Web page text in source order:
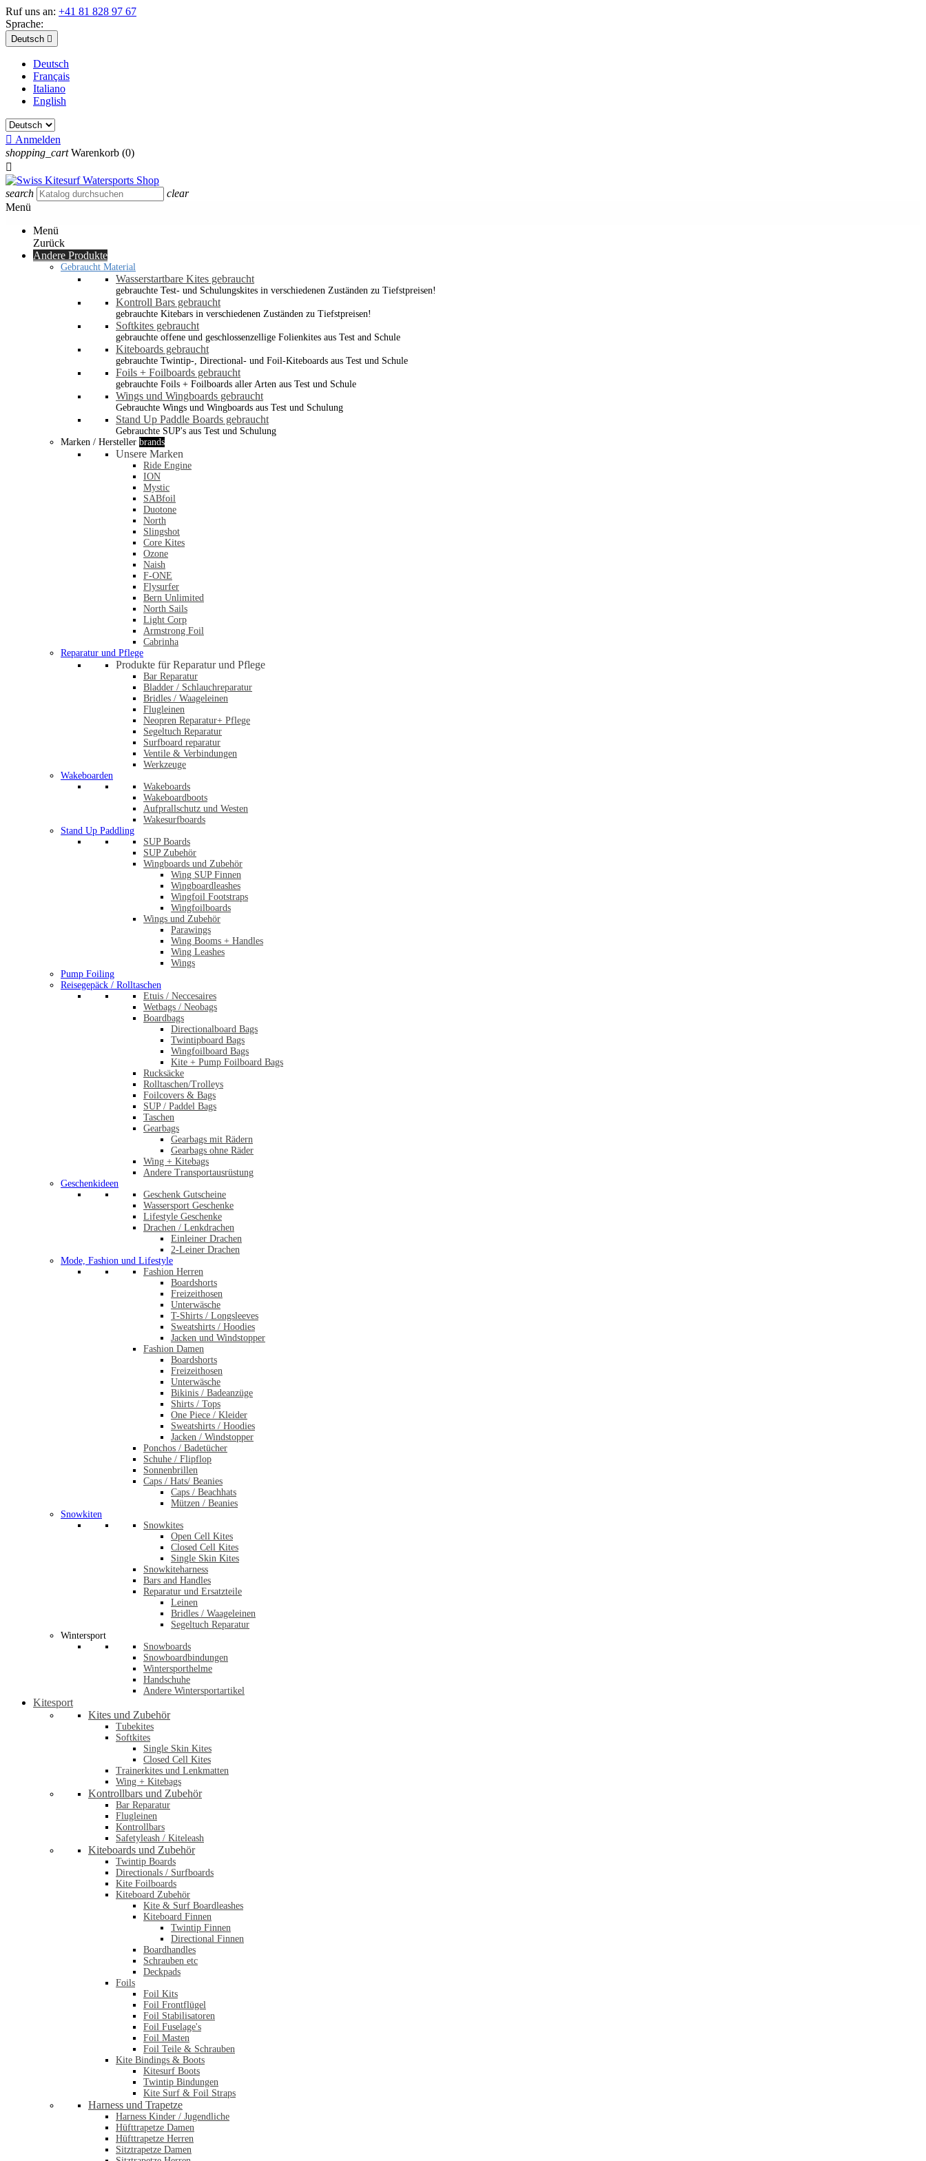
Ruf uns an: +41 81 828 97 67
Sprache:
Deutsch 
Deutsch
Français
Italiano
English
 Anmelden
shopping_cart Warenkorb (0)

search
clear
Menü
Menü
Zurück
Andere Produkte
Gebraucht Material
Wasserstartbare Kites gebraucht
gebrauchte Test- und Schulungskites in verschiedenen Zuständen zu Tiefstpreisen!
Kontroll Bars gebraucht
gebrauchte Kitebars in verschiedenen Zuständen zu Tiefstpreisen!
Softkites gebraucht
gebrauchte offene und geschlossenzellige Folienkites aus Test and Schule
Kiteboards gebraucht
gebrauchte Twintip-, Directional- und Foil-Kiteboards aus Test und Schule
Foils + Foilboards gebraucht
gebrauchte Foils + Foilboards aller Arten aus Test und Schule
Wings und Wingboards gebraucht
Gebrauchte Wings und Wingboards aus Test und Schulung
Stand Up Paddle Boards gebraucht
Gebrauchte SUP's aus Test und Schulung
Marken / Hersteller brands
Unsere Marken
Ride Engine
ION
Mystic
SABfoil
Duotone
North
Slingshot
Core Kites
Ozone
Naish
F-ONE
Flysurfer
Bern Unlimited
North Sails
Light Corp
Armstrong Foil
Cabrinha
Reparatur und Pflege
Produkte für Reparatur und Pflege
Bar Reparatur
Bladder / Schlauchreparatur
Bridles / Waageleinen
Flugleinen
Neopren Reparatur+ Pflege
Segeltuch Reparatur
Surfboard reparatur
Ventile & Verbindungen
Werkzeuge
Wakeboarden
Wakeboards
Wakeboardboots
Aufprallschutz und Westen
Wakesurfboards
Stand Up Paddling
SUP Boards
SUP Zubehör
Wingboards und Zubehör
Wing SUP Finnen
Wingboardleashes
Wingfoil Footstraps
Wingfoilboards
Wings und Zubehör
Parawings
Wing Booms + Handles
Wing Leashes
Wings
Pump Foiling
Reisegepäck / Rolltaschen
Etuis / Neccesaires
Wetbags / Neobags
Boardbags
Directionalboard Bags
Twintipboard Bags
Wingfoilboard Bags
Kite + Pump Foilboard Bags
Rucksäcke
Rolltaschen/Trolleys
Foilcovers & Bags
SUP / Paddel Bags
Taschen
Gearbags
Gearbags mit Rädern
Gearbags ohne Räder
Wing + Kitebags
Andere Transportausrüstung
Geschenkideen
Geschenk Gutscheine
Wassersport Geschenke
Lifestyle Geschenke
Drachen / Lenkdrachen
Einleiner Drachen
2-Leiner Drachen
Mode, Fashion und Lifestyle
Fashion Herren
Boardshorts
Freizeithosen
Unterwäsche
T-Shirts / Longsleeves
Sweatshirts / Hoodies
Jacken und Windstopper
Fashion Damen
Boardshorts
Freizeithosen
Unterwäsche
Bikinis / Badeanzüge
Shirts / Tops
One Piece / Kleider
Sweatshirts / Hoodies
Jacken / Windstopper
Ponchos / Badetücher
Schuhe / Flipflop
Sonnenbrillen
Caps / Hats/ Beanies
Caps / Beachhats
Mützen / Beanies
Snowkiten
Snowkites
Open Cell Kites
Closed Cell Kites
Single Skin Kites
Snowkiteharness
Bars and Handles
Reparatur und Ersatzteile
Leinen
Bridles / Waageleinen
Segeltuch Reparatur
Wintersport
Snowboards
Snowboardbindungen
Wintersporthelme
Handschuhe
Andere Wintersportartikel
Kitesport
Kites und Zubehör
Tubekites
Softkites
Single Skin Kites
Closed Cell Kites
Trainerkites und Lenkmatten
Wing + Kitebags
Kontrollbars und Zubehör
Bar Reparatur
Flugleinen
Kontrollbars
Safetyleash / Kiteleash
Kiteboards und Zubehör
Twintip Boards
Directionals / Surfboards
Kite Foilboards
Kiteboard Zubehör
Kite & Surf Boardleashes
Kiteboard Finnen
Twintip Finnen
Directional Finnen
Boardhandles
Schrauben etc
Deckpads
Foils
Foil Kits
Foil Frontflügel
Foil Stabilisatoren
Foil Fuselage's
Foil Masten
Foil Teile & Schrauben
Kite Bindings & Boots
Kitesurf Boots
Twintip Bindungen
Kite Surf & Foil Straps
Harness und Trapetze
Harness Kinder / Jugendliche
Hüfttrapetze Damen
Hüfttrapetze Herren
Sitztrapetze Damen